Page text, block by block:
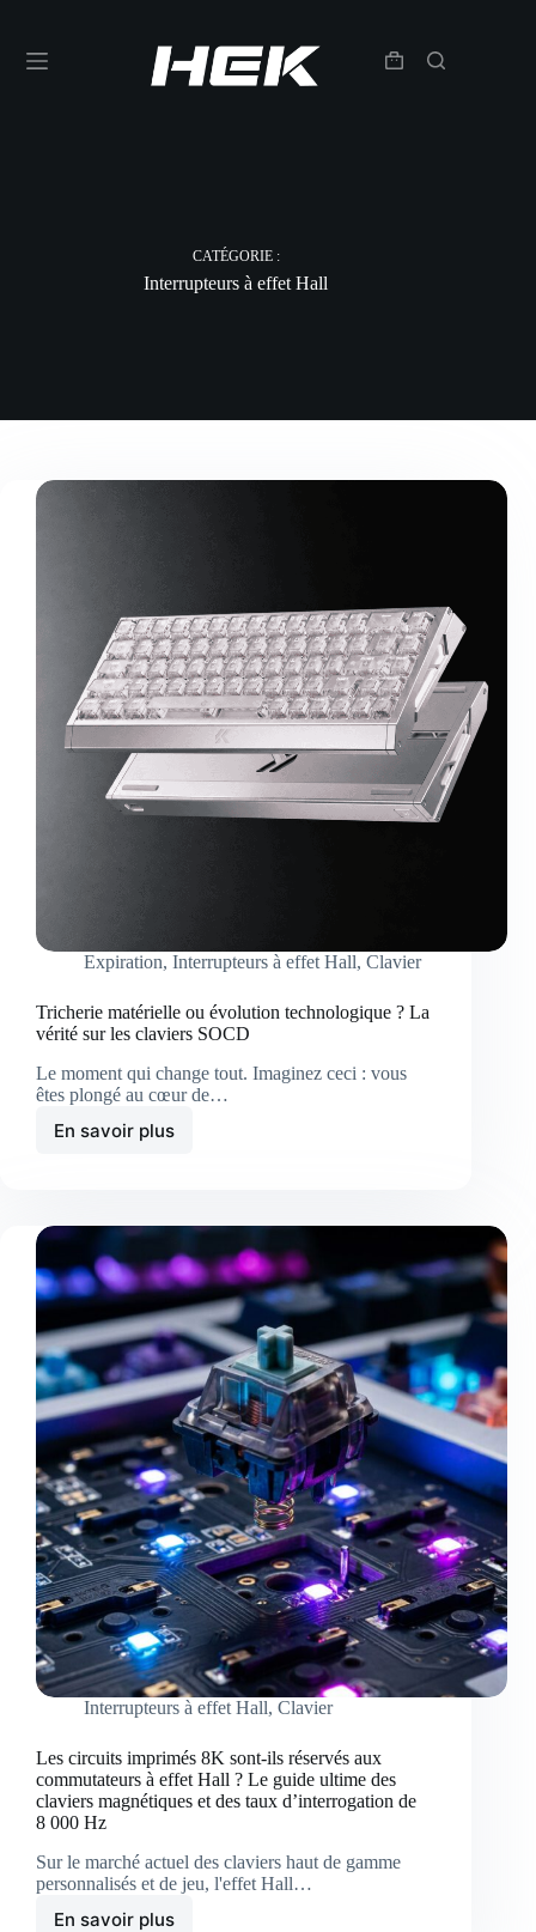
CATÉGORIE :
Interrupteurs à effet Hall
Expiration, Interrupteurs à effet Hall, Clavier
Tricherie matérielle ou évolution technologique ? La
vérité sur les claviers SOCD
Le moment qui change tout. Imaginez ceci : vous
êtes plongé au cœur de…
En savoir plus
Interrupteurs à effet Hall, Clavier
Les circuits imprimés 8K sont-ils réservés aux
commutateurs à effet Hall ? Le guide ultime des
claviers magnétiques et des taux d’interrogation de
8 000 Hz
Sur le marché actuel des claviers haut de gamme
personnalisés et de jeu, l'effet Hall…
En savoir plus